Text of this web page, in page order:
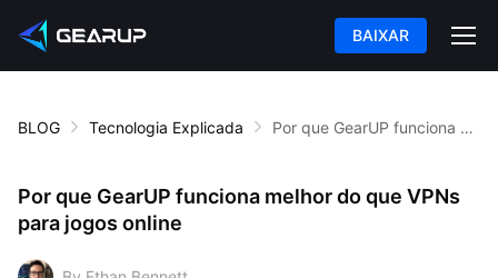
BAIXAR
BLOG Tecnologia Explicada Por que GearUP funciona melhor do que VPNs para jogos online
Por que GearUP funciona melhor do que VPNs
para jogos online